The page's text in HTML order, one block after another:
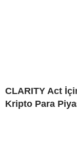
CLARITY Act
Kripto Para